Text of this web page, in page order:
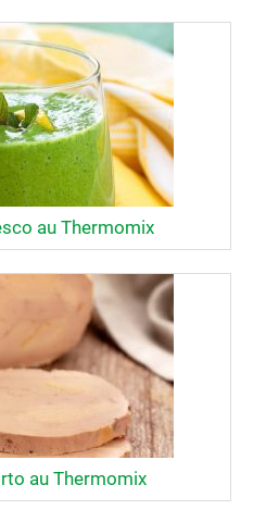
au Thermomix
au Thermomix